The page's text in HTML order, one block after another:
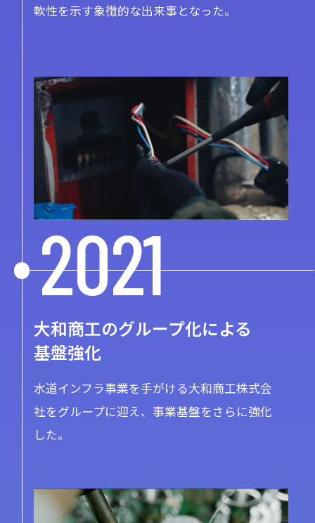
軟性を示す象徴的な出来事となった。
2021
大和商工のグループ化による
基盤強化
水道インフラ事業を手がける大和商工株式会
社をグループに迎え、事業基盤をさらに強化
した。